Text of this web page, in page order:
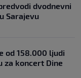
dvodnevni
Sarajevu
od 158.000 ljudi
za koncert Dine